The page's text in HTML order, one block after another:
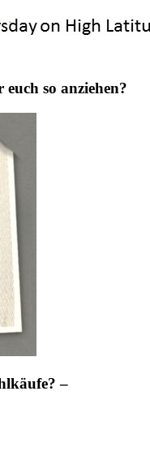
so anziehen?
–